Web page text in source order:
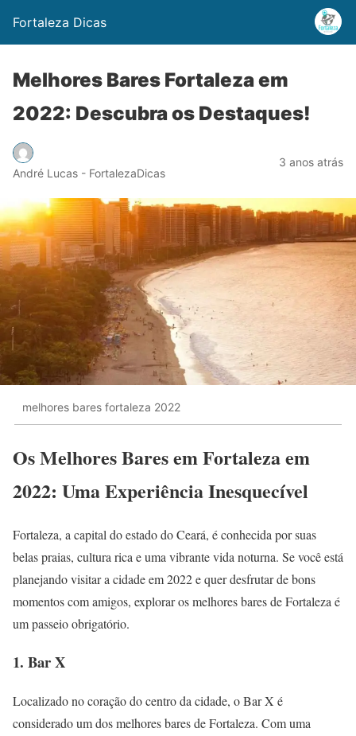
Fortaleza Dicas
Melhores Bares Fortaleza em
2022: Descubra os Destaques!
André Lucas - FortalezaDicas
3 anos atrás
melhores bares fortaleza 2022
Os Melhores Bares em Fortaleza em
2022: Uma Experiência Inesquecível
Fortaleza, a capital do estado do Ceará, é conhecida por suas
belas praias, cultura rica e uma vibrante vida noturna. Se você está
planejando visitar a cidade em 2022 e quer desfrutar de bons
momentos com amigos, explorar os melhores bares de Fortaleza é
um passeio obrigatório.
1. Bar X
Localizado no coração do centro da cidade, o Bar X é
considerado um dos melhores bares de Fortaleza. Com uma